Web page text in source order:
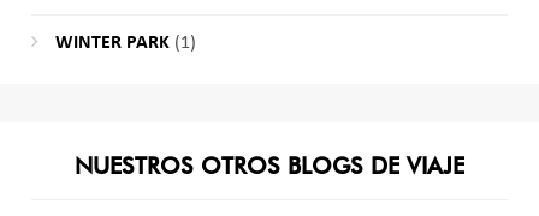
WINTER PARK(1)
NUESTROS OTROS BLOGS DE VIAJE